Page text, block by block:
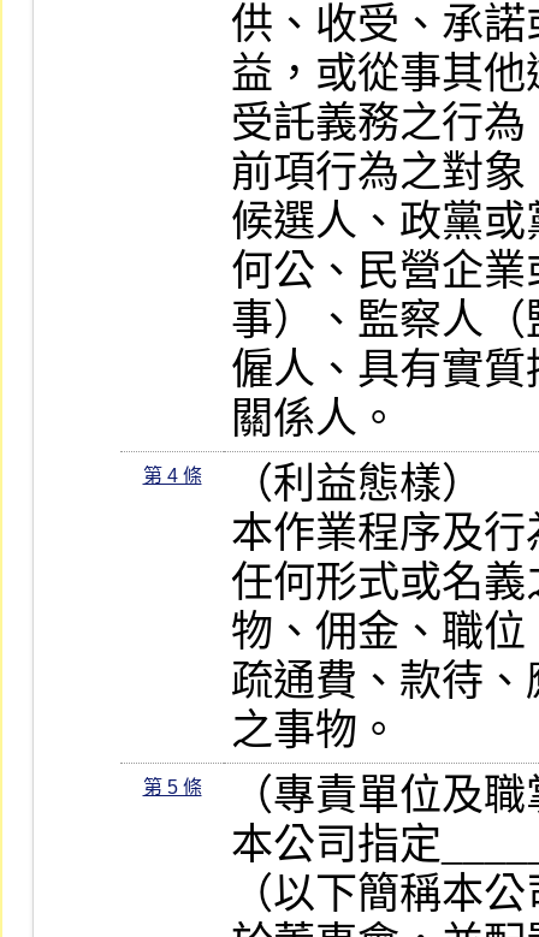
供、收受、承
益，或從事其
受託義務之行為
前項行為之對
候選人、政黨
何公、民營企
事）、監察人
僱人、具有實
關係人。
第 4 條
（利益態樣）
本作業程序及
任何形式或名
物、佣金、職
疏通費、款待
之事物。
第 5 條
（專責單位及
本公司指定
（以下簡稱本